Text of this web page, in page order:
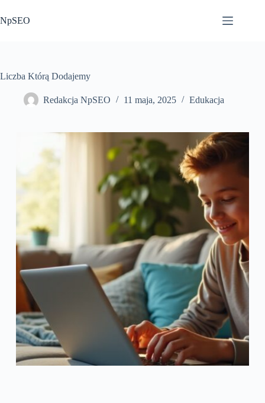
do
treści
NpSEO
Liczba Którą Dodajemy
Redakcja NpSEO 11 maja, 2025 Edukacja